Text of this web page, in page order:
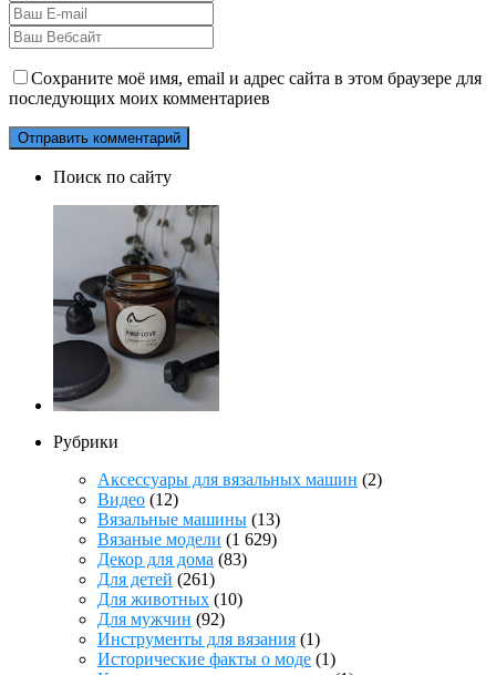
Сохраните моё имя, email и адрес сайта в этом браузере для
последующих моих комментариев
Поиск по сайту
Рубрики
Аксессуары для вязальных машин (2)
Видео (12)
Вязальные машины (13)
Вязаные модели (1 629)
Декор для дома (83)
Для детей (261)
Для животных (10)
Для мужчин (92)
Инструменты для вязания (1)
Исторические факты о моде (1)